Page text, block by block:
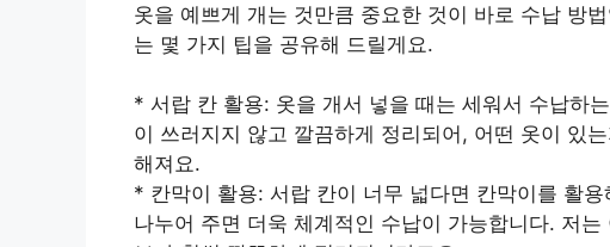
옷을 예쁘게 개는 것만큼 중요한 것이 바로 수납 방
는 몇 가지 팁을 공유해 드릴게요.
* 서랍 칸 활용: 옷을 개서 넣을 때는 세워서 수납하
이 쓰러지지 않고 깔끔하게 정리되어, 어떤 옷이 있
해져요.
* 칸막이 활용: 서랍 칸이 너무 넓다면 칸막이를 활
나누어 주면 더욱 체계적인 수납이 가능합니다. 저